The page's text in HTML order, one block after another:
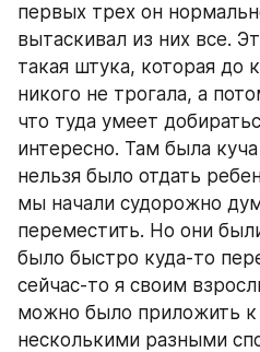
первых трех он
вытаскивал из них все.
такая штука, которая до
никого не трогала, а
что туда умеет
интересно. Там была
нельзя было отдать
мы начали судорожно
переместить. Но они
было быстро куда-то
сейчас-то я своим
можно было приложить
несколькими разными